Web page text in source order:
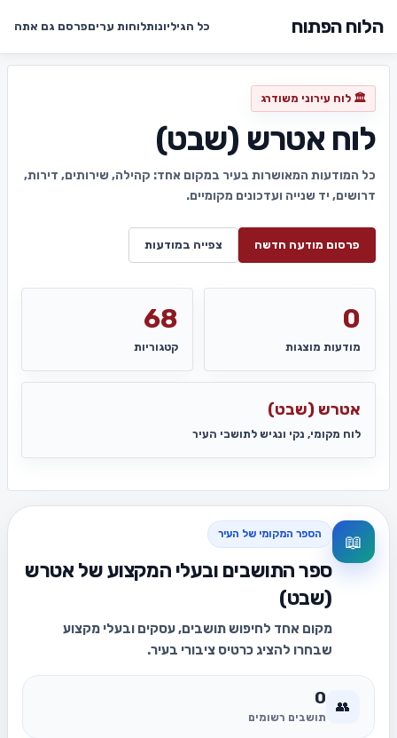
הלוח הפתוח כל הגיליונותלוחות עריםפרסם גם אתה
🏛️ לוח עירוני משודרג
לוח אטרש (שבט)
כל המודעות המאושרות בעיר במקום אחד: קהילה, שירותים, דירות,
דרושים, יד שנייה ועדכונים מקומיים.
פרסום מודעה חדשה צפייה במודעות
0
מודעות מוצגות
68
קטגוריות
אטרש (שבט)
לוח מקומי, נקי ונגיש לתושבי העיר
📖 הספר המקומי של העיר
ספר התושבים ובעלי המקצוע של אטרש
(שבט)
מקום אחד לחיפוש תושבים, עסקים ובעלי מקצוע
שבחרו להציג כרטיס ציבורי בעיר.
👥
0
תושבים רשומים